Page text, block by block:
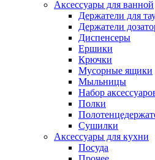
Аксессуары для ванной
Держатели для
Держатели
Диспенсеры
Ершики
Крючки
Мусорные ящики
Мыльницы
Набор
Полки
Сушилки
Аксессуары для кухни
Посуда